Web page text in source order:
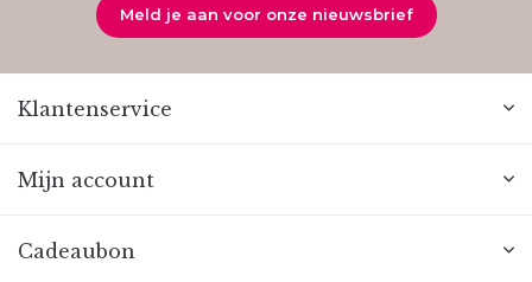
Meld je aan voor onze nieuwsbrief
Klantenservice
Mijn account
Cadeaubon